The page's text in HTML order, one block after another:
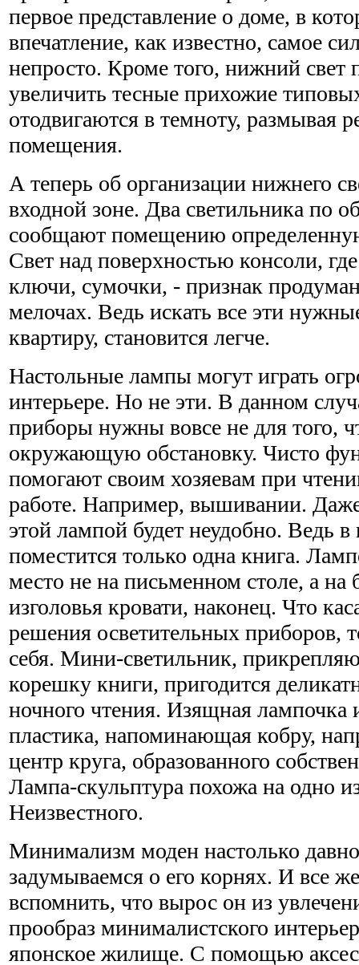
первое представление о доме, в
впечатление, как известно, самое
непросто. Кроме того, нижний свет
увеличить тесные прихожие
отодвигаются в темноту, размывая
помещения.
А теперь об организации нижнего
входной зоне. Два светильника по
сообщают помещению
Свет над поверхностью консоли,
ключи, сумочки, - признак
мелочах. Ведь искать все эти
квартиру, становится легче.
Настольные лампы могут играть
интерьере. Но не эти. В данном
приборы нужны вовсе не для того,
окружающую обстановку. Чисто
помогают своим хозяевам при
работе. Например, вышивании.
этой лампой будет неудобно. Ведь в
поместится только одна книга.
место не на письменном столе, а на
изголовья кровати, наконец. Что
решения осветительных приборов,
себя. Мини-светильник,
корешку книги, пригодится
ночного чтения. Изящная лампочка
пластика, напоминающая кобру,
центр круга, образованного
Лампа-скульптура похожа на одно
Неизвестного.
Минимализм моден настолько
задумываемся о его корнях. И все
вспомнить, что вырос он из
прообраз минималистского
японское жилище. С помощью